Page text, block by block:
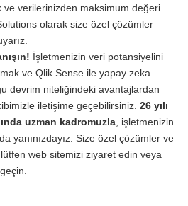
verilerinizden maksimum değeri
olarak size özel çözümler
İşletmenizin veri potansiyelini
ve Qlik Sense ile yapay zeka
devrim niteliğindeki avantajlardan
iletişime geçebilirsiniz. 26 yılı
uzman kadromuzla , işletmenizin
yanınızdayız. Size özel çözümler ve
web sitemizi ziyaret edin veya